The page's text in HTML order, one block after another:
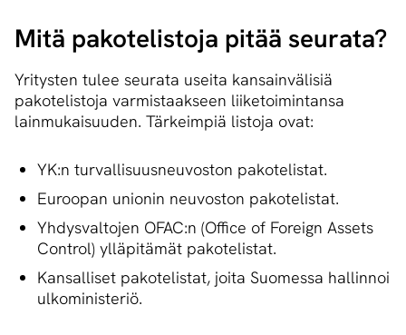
Mitä pakotelistoja pitää seurata?
Yritysten tulee seurata useita kansainvälisiä
pakotelistoja varmistaakseen liiketoimintansa
lainmukaisuuden. Tärkeimpiä listoja ovat:
YK:n turvallisuusneuvoston pakotelistat.
Euroopan unionin neuvoston pakotelistat.
Yhdysvaltojen OFAC:n (Office of Foreign Assets
Control) ylläpitämät pakotelistat.
Kansalliset pakotelistat, joita Suomessa hallinnoi
ulkoministeriö.